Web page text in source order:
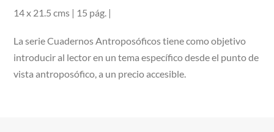
14 x 21.5 cms | 15 pág. |
La serie Cuadernos Antroposóficos tiene como objetivo
introducir al lector en un tema específico desde el punto de
vista antroposófico, a un precio accesible.